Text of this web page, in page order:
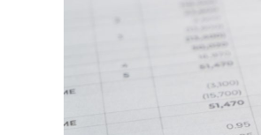
podcast din audio și
calendar editorial
Ce
SEO